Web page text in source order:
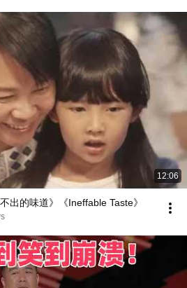
12:06
出的味道》《Ineffable Taste》